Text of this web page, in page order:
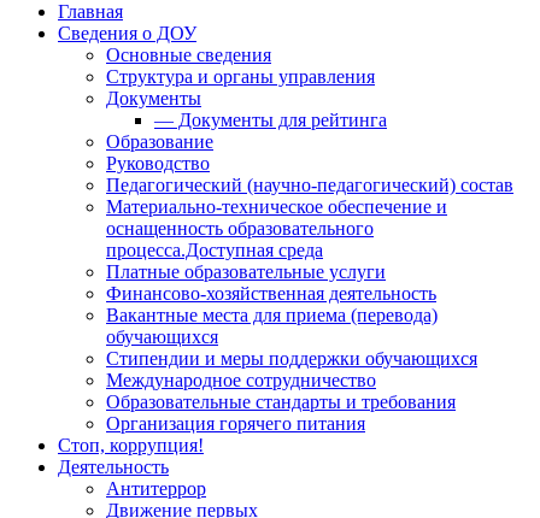
Главная
Сведения о ДОУ
Основные сведения
Структура и органы управления
Документы
— Документы для рейтинга
Образование
Руководство
Педагогический (научно-педагогический) состав
Материально-техническое обеспечение и
оснащенность образовательного
процесса.Доступная среда
Платные образовательные услуги
Финансово-хозяйственная деятельность
Вакантные места для приема (перевода)
обучающихся
Стипендии и меры поддержки обучающихся
Международное сотрудничество
Образовательные стандарты и требования
Организация горячего питания
Стоп, коррупция!
Деятельность
Антитеррор
Движение первых